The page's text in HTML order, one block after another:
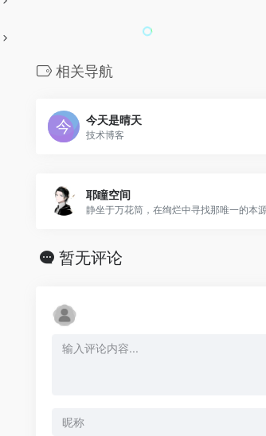
相关导航
今天是晴天
技术博客
耶瞳空间
静坐于万花筒，在绚烂中寻找那唯一的本
暂无评论